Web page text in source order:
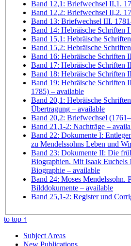
Band 12,1: Briefwechsel II,1.
Band 12,2: Briefwechsel II,2.
Band 13: Briefwechsel III.
Band 14: Hebräische Schriften I
Band 15,1: Hebräische
Band 15,2: Hebräische
Band 16: Hebräische Schriften
Band 17: Hebräische Schriften
Band 18: Hebräische Schriften
Band 19: Hebräische Schriften
1785) – available
Band 20,1: Hebräische
Übertragung – available
Band 20,2: Briefwechsel
Band 21,1-2: Nachträge –
Band 22: Dokumente I:
zu Mendelssohns Leben und
Band 23: Dokumente II: Die
Biographien. Mit Isaak Euchels
Biographie – available
Band 24: Moses Mendelssohn.
Bilddokumente – available
Band 25,1-2: Register und
to top ↑
Subject Areas